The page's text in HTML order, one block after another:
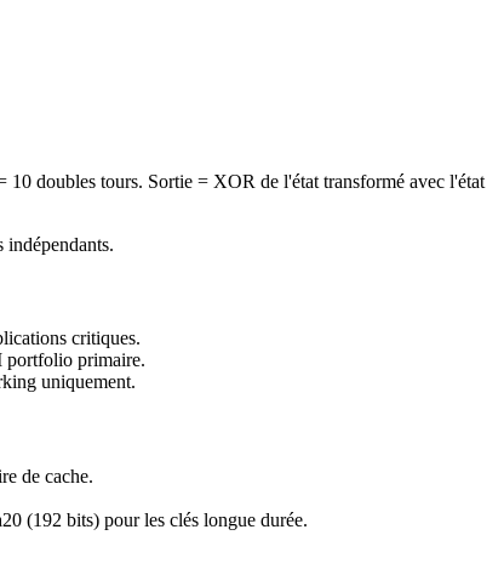
doubles tours. Sortie = XOR de l'état transformé avec l'état
indépendants.
critiques.
portfolio primaire.
uniquement.
de cache.
(192 bits) pour les clés longue durée.